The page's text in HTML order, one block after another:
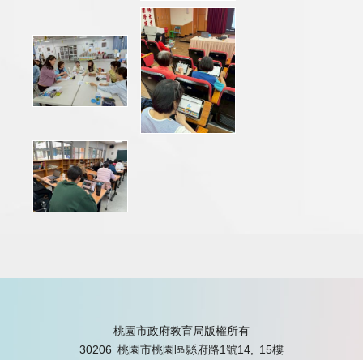
桃園市政府教育局版權所有
30206 桃園市桃園區縣府路1號14, 15樓